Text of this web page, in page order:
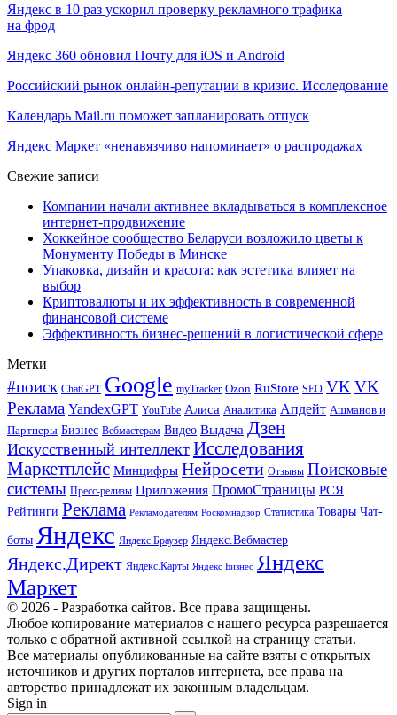
Яндекс в 10 раз ускорил проверку рекламного трафика
на фрод
Яндекс 360 обновил Почту для iOS и Android
Российский рынок онлайн-репутации в кризис. Исследование
Календарь Mail.ru поможет запланировать отпуск
Яндекс Маркет «ненавязчиво напоминает» о распродажах
Свежие записи
Компании начали активнее вкладываться в комплексное
интернет-продвижение
Хоккейное сообщество Беларуси возложило цветы к
Монументу Победы в Минске
Упаковка, дизайн и красота: как эстетика влияет на
выбор
Криптовалюты и их эффективность в современной
финансовой системе
Эффективность бизнес-решений в логистической сфере
Метки
#поиск ChatGPT Google myTracker Ozon RuStore SEO VK VK
Реклама YandexGPT YouTube Алиса Аналитика Апдейт Ашманов и
Партнеры Бизнес Вебмастерам Видео Выдача Дзен
Искусственный интеллект Исследования
Маркетплейс Минцифры Нейросети Отзывы Поисковые
системы Пресс-релизы Приложения ПромоСтраницы РСЯ
Рейтинги Реклама Рекламодателям Роскомнадзор Статистика Товары Чат-
боты Яндекс Яндекс.Браузер Яндекс.Вебмастер
Яндекс.Директ Яндекс.Карты Яндекс Бизнес Яндекс
Маркет
© 2026 - Разработка сайтов. Все права защищены.
Любое копирование материалов с нашего ресурса разрешается
только с обратной активной ссылкой на страницу статьи.
Все материалы опубликованные на сайте взяты с открытых
источников и других порталов интернета, все права на
авторство принадлежат их законным владельцам.
Sign in